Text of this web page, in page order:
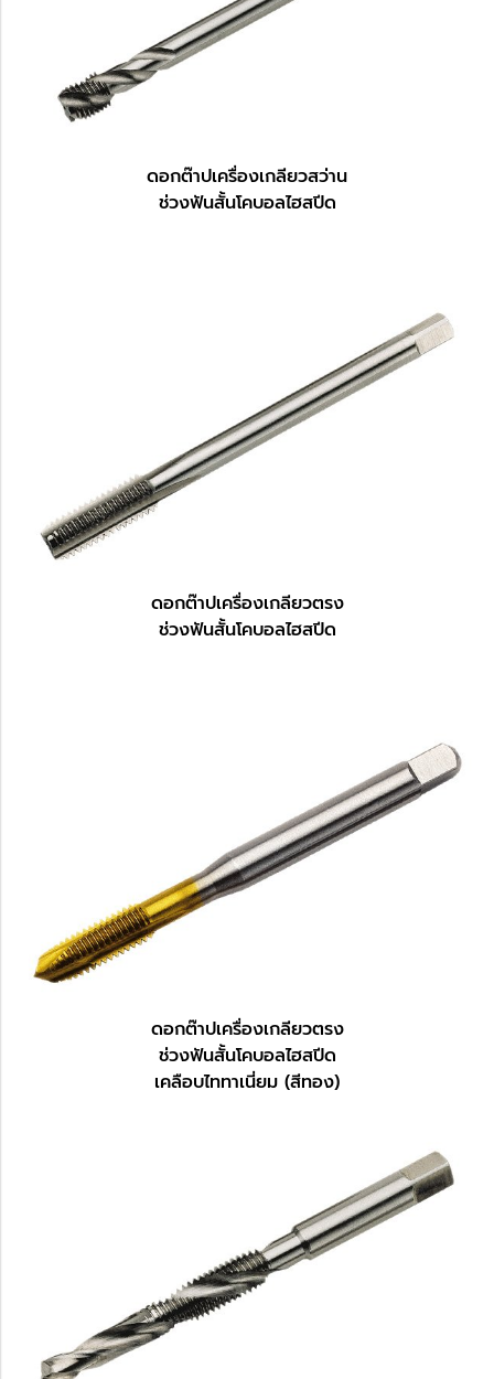
ดอกต๊าปเครื่องเกลียวสว่าน
ช่วงฟันสั้นโคบอลไฮสปีด
ดอกต๊าปเครื่องเกลียวตรง
ช่วงฟันสั้นโคบอลไฮสปีด
ดอกต๊าปเครื่องเกลียวตรง
ช่วงฟันสั้นโคบอลไฮสปีด
เคลือบไททาเนี่ยม (สีทอง)